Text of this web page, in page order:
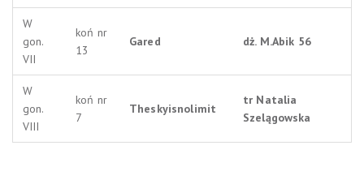
W
gon.
VII
koń nr
13
Gared dż. M.Abik 56
W
gon.
VIII
koń nr
7
Theskyisnolimit
tr Natalia
Szelągowska